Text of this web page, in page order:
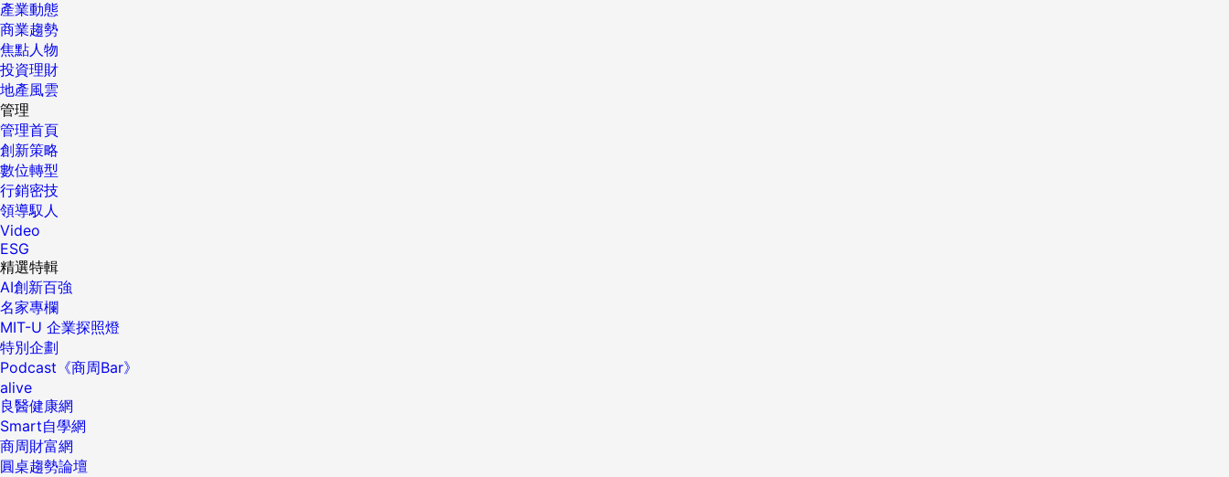
產業動態
商業趨勢
焦點人物
投資理財
地產風雲
管理
管理首頁
創新策略
數位轉型
行銷密技
領導馭人
Video
ESG
精選特輯
AI創新百強
名家專欄
MIT-U 企業探照燈
特別企劃
Podcast《商周Bar》
alive
良醫健康網
Smart自學網
商周財富網
圓桌趨勢論壇